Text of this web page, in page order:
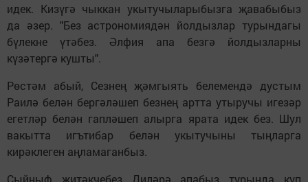
идек. Кизүгә чыккан укытучыларыбызга җавабыбыз
да әзер. "Без астрономиядән йолдызлар турындагы
бүлекне үтәбез. Әлфия апа безгә йолдызларны
күзәтергә кушты".
Рөстәм абый, Сезнең җәмгыять белемендә дустым
Раилә белән бергәләшеп безнең артта утыручы игезәр
егетләр белән гапләшеп алырга ярата идек без. Шул
вакытта игътибар белән укытучыны тыңларга
кирәклеген аңламаганбыз.
Сыйныф җитәкчебез Диләрә апабыз турында күп